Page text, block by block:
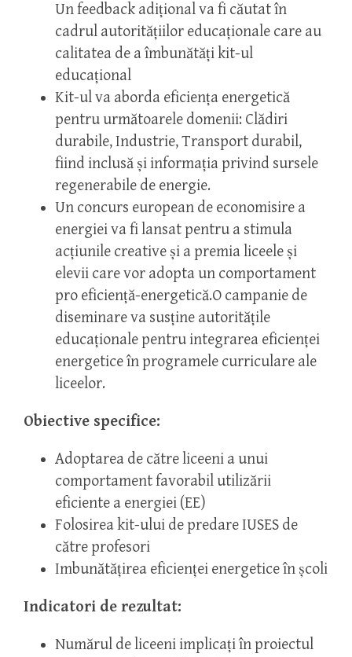
Un feedback adițional va fi căutat în
cadrul autoritățiilor educaționale care au
calitatea de a îmbunătăți kit-ul
educațional
Kit-ul va aborda eficiența energetică
pentru următoarele domenii: Clădiri
durabile, Industrie, Transport durabil,
fiind inclusă și informația privind sursele
regenerabile de energie.
Un concurs european de economisire a
energiei va fi lansat pentru a stimula
acțiunile creative și a premia liceele și
elevii care vor adopta un comportament
pro eficiență-energetică.O campanie de
diseminare va susține autoritățile
educaționale pentru integrarea eficienței
energetice în programele curriculare ale
liceelor.
Obiective specifice:
Adoptarea de către liceeni a unui
comportament favorabil utilizării
eficiente a energiei (EE)
Folosirea kit-ului de predare IUSES de
către profesori
Imbunătățirea eficienței energetice în școli
Indicatori de rezultat:
Numărul de liceeni implicați în proiectul